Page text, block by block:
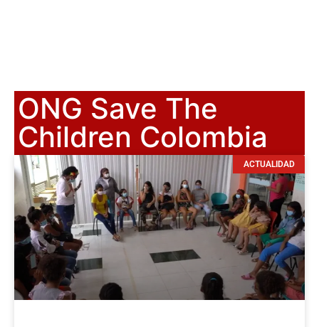
ONG Save The
Children Colombia
ACTUALIDAD